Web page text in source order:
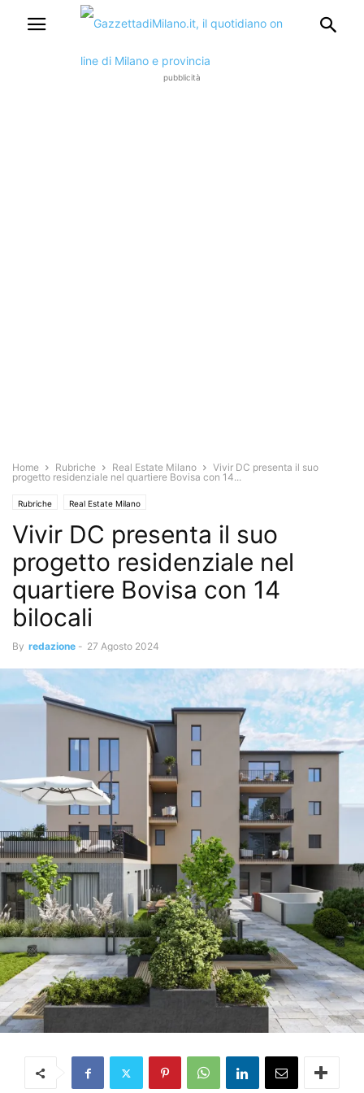
pubblicità
Home Rubriche Real Estate Milano
Vivir DC presenta il suo
progetto residenziale nel quartiere Bovisa con 14...
Rubriche Real Estate Milano
Vivir DC presenta il suo
progetto residenziale nel
quartiere Bovisa con 14
bilocali
By redazione - 27 Agosto 2024